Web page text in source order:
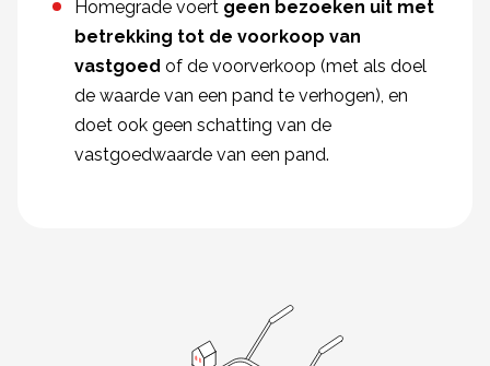
Homegrade voert geen bezoeken uit met
betrekking tot de voorkoop van
vastgoed of de voorverkoop (met als doel
de waarde van een pand te verhogen), en
doet ook geen schatting van de
vastgoedwaarde van een pand.